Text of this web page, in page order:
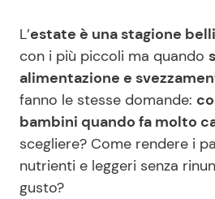
Moda e Style
Mondo Mamma
News benessere
Salute
Le
L’estate è una stagione
con i più piccoli ma quando
alimentazione e
fanno le stesse domande:
bambini quando fa molto
scegliere? Come rendere i
nutrienti e leggeri senza
gusto?